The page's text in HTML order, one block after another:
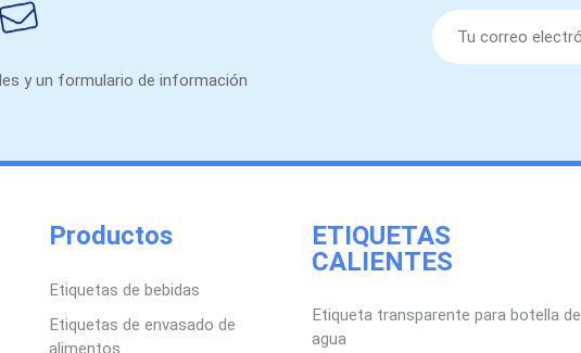
y un formulario de información
Productos
Etiquetas de bebidas
Etiquetas de envasado de
alimentos
ETIQUETAS
CALIENTES
Etiqueta transparente para botella de
agua